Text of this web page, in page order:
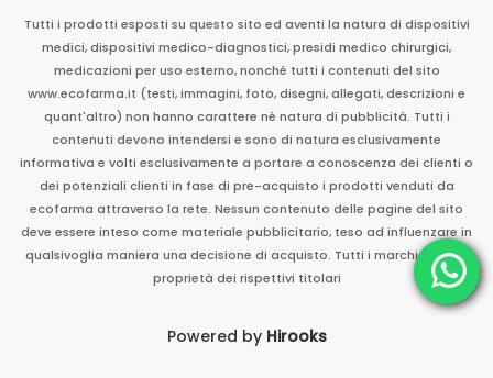
Tutti i prodotti esposti su questo sito ed aventi la natura di dispositivi
medici, dispositivi medico-diagnostici, presidi medico chirurgici,
medicazioni per uso esterno, nonché tutti i contenuti del sito
www.ecofarma.it (testi, immagini, foto, disegni, allegati, descrizioni e
quant'altro) non hanno carattere né natura di pubblicità. Tutti i
contenuti devono intendersi e sono di natura esclusivamente
informativa e volti esclusivamente a portare a conoscenza dei clienti o
dei potenziali clienti in fase di pre-acquisto i prodotti venduti da
ecofarma attraverso la rete. Nessun contenuto delle pagine del sito
deve essere inteso come materiale pubblicitario, teso ad influenzare in
qualsivoglia maniera una decisione di acquisto. Tutti i marchi sono di
proprietà dei rispettivi titolari
Powered by Hirooks